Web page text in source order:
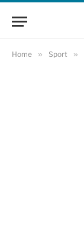
Home » Sport »